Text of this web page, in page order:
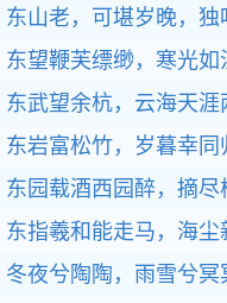
东山老，可堪岁晚，独
东望鞭芙缥缈，寒光如
东武望余杭，云海天涯
东岩富松竹，岁暮幸同
东园载酒西园醉，摘尽
东指羲和能走马，海尘
冬夜兮陶陶，雨雪兮冥